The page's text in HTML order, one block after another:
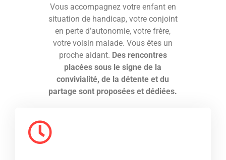
Vous accompagnez votre enfant en
situation de handicap, votre conjoint
en perte d’autonomie, votre frère,
votre voisin malade. Vous êtes un
proche aidant. Des rencontres
placées sous le signe de la
convivialité, de la détente et du
partage sont proposées et dédiées.